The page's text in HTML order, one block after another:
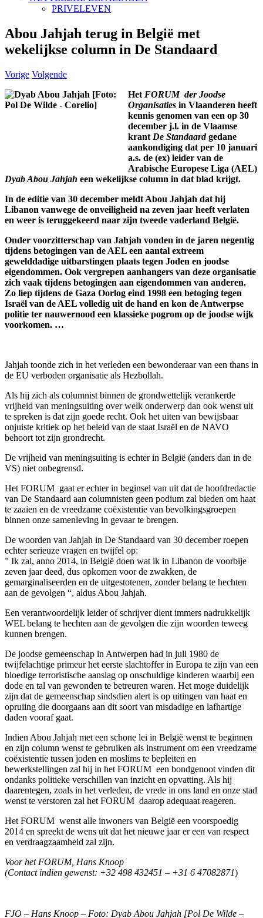
PRIVELEVEN
Abou Jahjah terug in België met
wekelijkse column in De Standaard
Vorige Volgende
Het FORUM der Joodse
Organisaties in Vlaanderen heeft
kennis genomen van een op 30
december j.l. in de Vlaamse
krant De Standaardgedane
aankondiging dat per 10 januari
a.s. de (ex) leider van de
Arabische Europese Liga (AEL)
Dyab Abou Jahjah een wekelijkse column in dat blad krijgt.
In de editie van 30 december meldt Abou Jahjah dat hij
Libanon vanwege de onveiligheid na zeven jaar heeft verlaten
en weer is teruggekeerd naar zijn tweede vaderland België.
Onder voorzitterschap van Jahjah vonden in de jaren negentig
tijdens betogingen van de AEL een aantal extreem
gewelddadige uitbarstingen plaats tegen Joden en joodse
eigendommen. Ook vergrepen aanhangers van deze organisatie
zich vaak tijdens betogingen aan eigendommen van anderen.
Zo liep tijdens de Gaza Oorlog eind 1998 een betoging tegen
Israël van de AEL volledig uit de hand en kon de Antwerpse
politie ter nauwernood een klassieke pogrom op de joodse wijk
voorkomen. …
Jahjah toonde zich in het verleden een bewonderaar van een thans in
de EU verboden organisatie als Hezbollah.
Als hij zich als columnist binnen de grondwettelijk verankerde
vrijheid van meningsuiting over welk onderwerp dan ook wenst uit
te spreken is dat zijn goede recht. Ook het uiten van bewijsbaar
onjuiste kritiek op het beleid van de staat Israël en de NAVO
behoort tot zijn grondrecht.
De vrijheid van meningsuiting is echter in België (anders dan in de
VS) niet onbegrensd.
Het FORUM gaat er echter in beginsel van uit dat de hoofdredactie
van De Standaard aan columnisten geen podium zal bieden om haat
te zaaien en de vreedzame coëxistentie van bevolkingsgroepen
binnen onze samenleving in gevaar te brengen.
De woorden van Jahjah in De Standaard van 30 december roepen
echter serieuze vragen en twijfel op:
” Ik zal, anno 2014, in België doen wat ik in Libanon de voorbije
zeven jaar deed, dus opkomen voor de zwakken, de
gemarginaliseerden en de uitgestotenen, zonder belang te hechten
aan de gevolgen “, aldus Abou Jahjah.
Een verantwoordelijk leider of schrijver dient immers nadrukkelijk
WEL belang te hechten aan de gevolgen die zijn woorden teweeg
kunnen brengen.
De joodse gemeenschap in Antwerpen had in juli 1980 de
twijfelachtige primeur het eerste slachtoffer in Europa te zijn van een
bloedige terroristische aanslag op onschuldige kinderen waarbij een
dode en tal van gewonden te betreuren waren. Het moge duidelijk
zijn dat de gemeenschap sindsdien alert is op uitingen van haat en
opruiing die doorgaans aan dit soort van misdadige en lafhartige
daden vooraf gaat.
Indien Abou Jahjah met een schone lei in België wenst te beginnen
en zijn column wenst te gebruiken als instrument om een vreedzame
coëxistentie tussen joden en moslims te bepleiten en
bewerkstellingen zal hij in het FORUM een bondgenoot vinden dit
ondanks politieke verschillen van inzicht en opvatting. Als hij
daarentegen, zoals in het verleden, de vrede in ons land en onze stad
wenst te verstoren zal het FORUM daarop adequaat reageren.
Het FORUM wenst alle inwoners van België een voorspoedig
2014 en spreekt de wens uit dat het nieuwe jaar er een van respect
en verdraagzaamheid zal zijn.
Voor het FORUM, Hans Knoop
(Contact indien gewenst: +32 498 432451 – +31 6 47082871)
FJO – Hans Knoop – Foto: Dyab Abou Jahjah [Pol De Wilde –